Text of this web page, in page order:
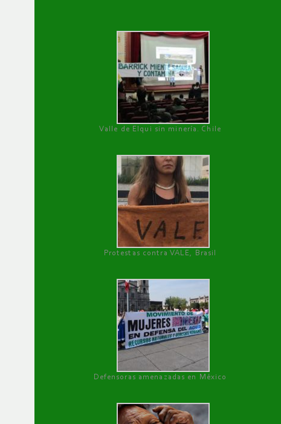
Valle de Elqui sin minería. Chile
Protestas contra VALE, Brasil
Defensoras amenazadas en México